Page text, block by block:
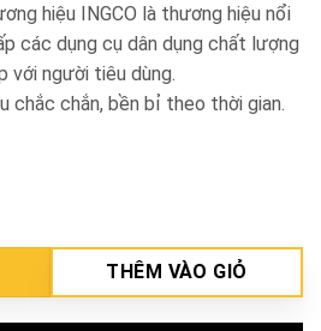
hiệu INGCO là thương hiệu nổi
các dụng cụ dân dụng chất lượng
với người tiêu dùng.
chắc chắn, bền bỉ theo thời gian.
bê tông gài SDS Max và mũi đục
THÊM VÀO GIỎ